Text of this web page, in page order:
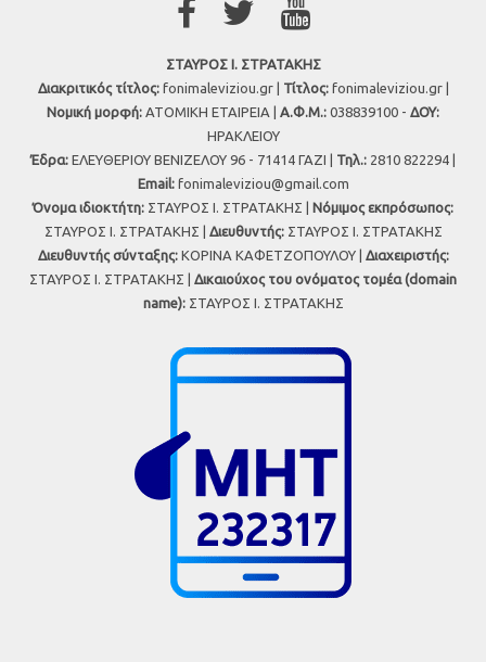
ΣΤΑΥΡΟΣ Ι. ΣΤΡΑΤΑΚΗΣ
Διακριτικός τίτλος:fonimaleviziou.gr | Τίτλος:fonimaleviziou.gr |
Νομική μορφή: ΑΤΟΜΙΚΗ ΕΤΑΙΡΕΙΑ | Α.Φ.Μ.: 038839100 - ΔΟΥ:
ΗΡΑΚΛΕΙΟΥ
Έδρα: ΕΛΕΥΘΕΡΙΟΥ ΒΕΝΙΖΕΛΟΥ 96 - 71414 ΓΑΖΙ | Τηλ.: 2810 822294 |
Εmail: fonimaleviziou@gmail.com
Όνομα ιδιοκτήτη: ΣΤΑΥΡΟΣ Ι. ΣΤΡΑΤΑΚΗΣ | Νόμιμος εκπρόσωπος:
ΣΤΑΥΡΟΣ Ι. ΣΤΡΑΤΑΚΗΣ | Διευθυντής:ΣΤΑΥΡΟΣ Ι. ΣΤΡΑΤΑΚΗΣ
Διευθυντής σύνταξης:ΚΟΡΙΝΑ ΚΑΦΕΤΖΟΠΟΥΛΟΥ | Διαχειριστής:
ΣΤΑΥΡΟΣ Ι. ΣΤΡΑΤΑΚΗΣ | Δικαιούχος του ονόματος τομέα (domain
name):ΣΤΑΥΡΟΣ Ι. ΣΤΡΑΤΑΚΗΣ